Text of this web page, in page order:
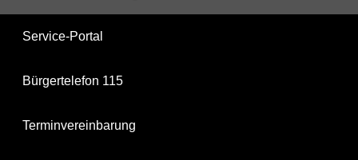
Service-Portal
Bürgertelefon 115
Terminvereinbarung